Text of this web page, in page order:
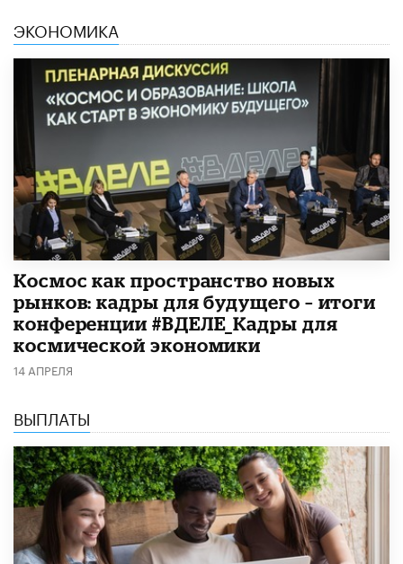
ЭКОНОМИКА
Космос как пространство новых
рынков: кадры для будущего – итоги
конференции #ВДЕЛЕ_Кадры для
космической экономики
14 АПРЕЛЯ
ВЫПЛАТЫ